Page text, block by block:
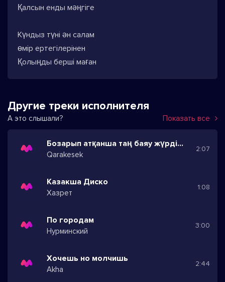
Қалсын енды мәңгіге
Күндыз түні ән салам
өмір ертегілерінен
Қолыңды берші маған
Другие треки исполнителя
А это слышали? Показать все
Бозарып атқанша таң баяу жүрдің сен де ояу
Qarakesek
2:07
Казакша Диско
Хазрет
1:08
По городам
Нурминский
3:00
Хочешь но молчишь
Akha
2:44